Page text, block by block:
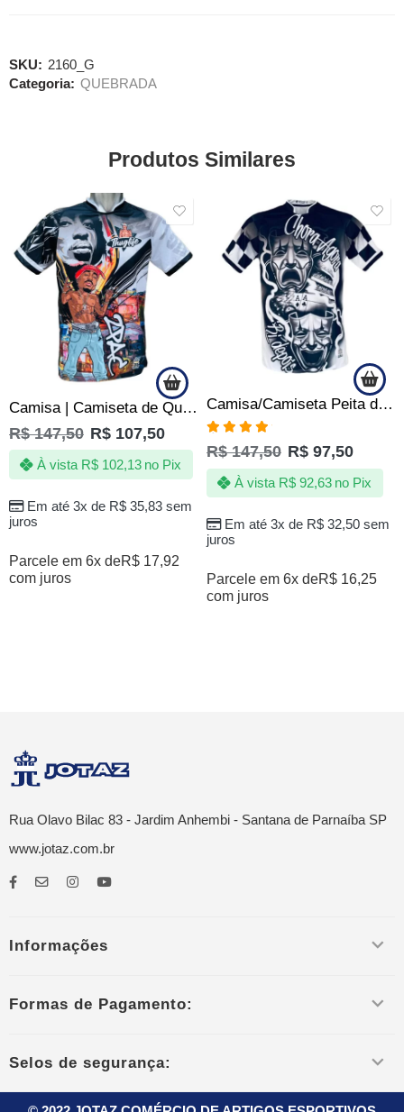
SKU: 2160_G
Categoria: QUEBRADA
Produtos Similares
Camisa | Camiseta de Quebrada Tupac Peita Two 2 Pac Hip Hop Rap Rapper
R$147,50 R$ 107,50
Em até 3x de R$35,83sem
juros
À vista R$102,13 no Pix
Parcele em 6x deR$ 17,92
com juros
Camisa/Camiseta Peita de Quebrada – Chora agora Ri depois
Avaliação
4.88de 5
R$147,50 R$ 97,50
Em até 3x de R$32,50sem
juros
À vista R$92,63 no Pix
Parcele em 6x deR$ 16,25
com juros
Rua Olavo Bilac 83 - Jardim Anhembi - Santana de Parnaíba SP
www.jotaz.com.br
Informações
Formas de Pagamento:
Selos de segurança: